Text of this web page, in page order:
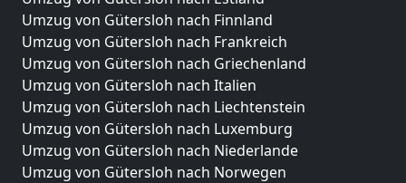
Umzug von Gütersloh nach Finnland
Umzug von Gütersloh nach Frankreich
Umzug von Gütersloh nach Griechenland
Umzug von Gütersloh nach Italien
Umzug von Gütersloh nach Liechtenstein
Umzug von Gütersloh nach Luxemburg
Umzug von Gütersloh nach Niederlande
Umzug von Gütersloh nach Norwegen